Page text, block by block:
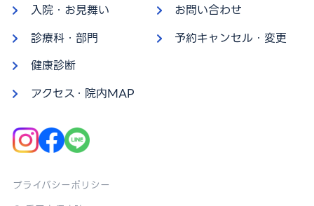
入院・お見舞い
診療科・部門
健康診断
アクセス・院内MAP
お問い合わせ
予約キャンセル・変更
プライバシーポリシー